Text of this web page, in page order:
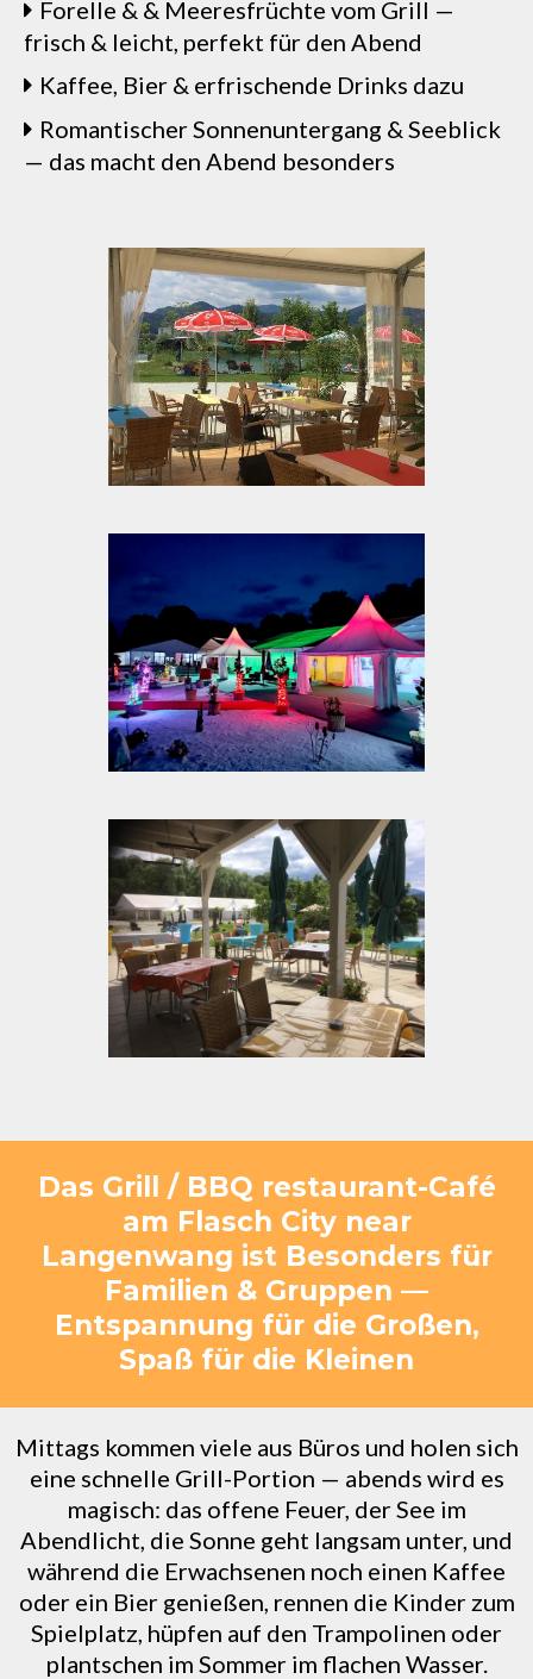
Forelle & & Meeresfrüchte vom Grill —
frisch & leicht, perfekt für den Abend
Kaffee, Bier & erfrischende Drinks dazu
Romantischer Sonnenuntergang & Seeblick
— das macht den Abend besonders
Das Grill / BBQ restaurant-Café
am Flasch City near
Langenwang ist Besonders für
Familien & Gruppen —
Entspannung für die Großen,
Spaß für die Kleinen
Mittags kommen viele aus Büros und holen sich
eine schnelle Grill-Portion — abends wird es
magisch: das offene Feuer, der See im
Abendlicht, die Sonne geht langsam unter, und
während die Erwachsenen noch einen Kaffee
oder ein Bier genießen, rennen die Kinder zum
Spielplatz, hüpfen auf den Trampolinen oder
plantschen im Sommer im flachen Wasser.